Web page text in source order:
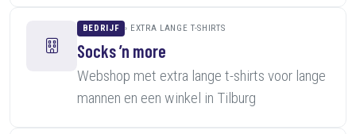
BEDRIJF EXTRA LANGE T-SHIRTS
Socks ’n more
Webshop met extra lange t-shirts voor lange
mannen en een winkel in Tilburg